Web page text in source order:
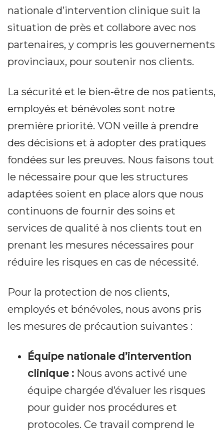
nationale d’intervention clinique suit la
situation de près et collabore avec nos
partenaires, y compris les gouvernements
provinciaux, pour soutenir nos clients.
La sécurité et le bien-être de nos patients,
employés et bénévoles sont notre
première priorité. VON veille à prendre
des décisions et à adopter des pratiques
fondées sur les preuves. Nous faisons tout
le nécessaire pour que les structures
adaptées soient en place alors que nous
continuons de fournir des soins et
services de qualité à nos clients tout en
prenant les mesures nécessaires pour
réduire les risques en cas de nécessité.
Pour la protection de nos clients,
employés et bénévoles, nous avons pris
les mesures de précaution suivantes :
Équipe nationale d’intervention
clinique : Nous avons activé une
équipe chargée d’évaluer les risques
pour guider nos procédures et
protocoles. Ce travail comprend le